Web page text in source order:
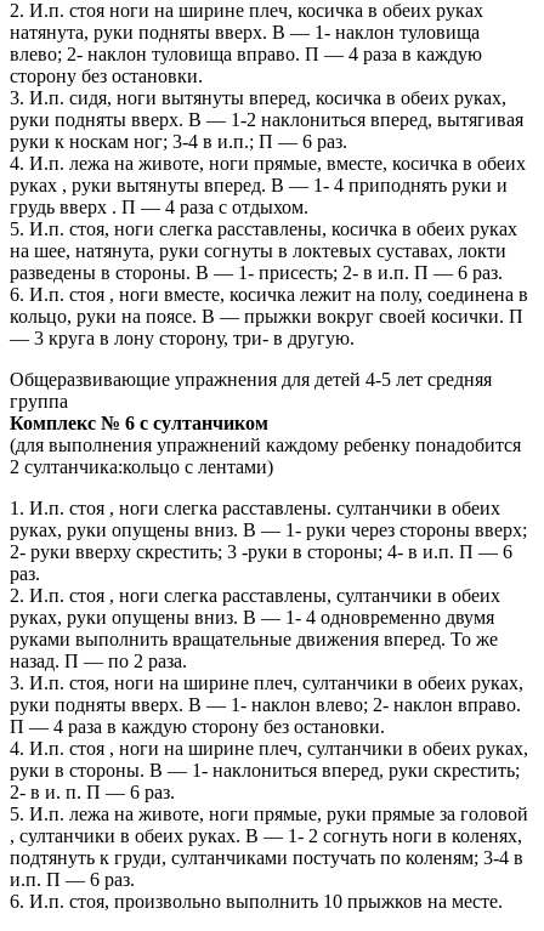
2. И.п. стоя ноги на ширине плеч, косичка в обеих руках
натянута, руки подняты вверх. В — 1- наклон туловища
влево; 2- наклон туловища вправо. П — 4 раза в каждую
сторону без остановки.
3. И.п. сидя, ноги вытянуты вперед, косичка в обеих руках,
руки подняты вверх. В — 1-2 наклониться вперед, вытягивая
руки к носкам ног; 3-4 в и.п.; П — 6 раз.
4. И.п. лежа на животе, ноги прямые, вместе, косичка в обеих
руках , руки вытянуты вперед. В — 1- 4 приподнять руки и
грудь вверх . П — 4 раза с отдыхом.
5. И.п. стоя, ноги слегка расставлены, косичка в обеих руках
на шее, натянута, руки согнуты в локтевых суставах, локти
разведены в стороны. В — 1- присесть; 2- в и.п. П — 6 раз.
6. И.п. стоя , ноги вместе, косичка лежит на полу, соединена в
кольцо, руки на поясе. В — прыжки вокруг своей косички. П
— 3 круга в лону сторону, три- в другую.
Общеразвивающие упражнения для детей 4-5 лет средняя
группа
Комплекс № 6 с султанчиком
(для выполнения упражнений каждому ребенку понадобится
2 султанчика:кольцо с лентами)
1. И.п. стоя , ноги слегка расставлены. султанчики в обеих
руках, руки опущены вниз. В — 1- руки через стороны вверх;
2- руки вверху скрестить; 3 -руки в стороны; 4- в и.п. П — 6
раз.
2. И.п. стоя , ноги слегка расставлены, султанчики в обеих
руках, руки опущены вниз. В — 1- 4 одновременно двумя
руками выполнить вращательные движения вперед. То же
назад. П — по 2 раза.
3. И.п. стоя, ноги на ширине плеч, султанчики в обеих руках,
руки подняты вверх. В — 1- наклон влево; 2- наклон вправо.
П — 4 раза в каждую сторону без остановки.
4. И.п. стоя , ноги на ширине плеч, султанчики в обеих руках,
руки в стороны. В — 1- наклониться вперед, руки скрестить;
2- в и. п. П — 6 раз.
5. И.п. лежа на животе, ноги прямые, руки прямые за головой
, султанчики в обеих руках. В — 1- 2 согнуть ноги в коленях,
подтянуть к груди, султанчиками постучать по коленям; 3-4 в
и.п. П — 6 раз.
6. И.п. стоя, произвольно выполнить 10 прыжков на месте.